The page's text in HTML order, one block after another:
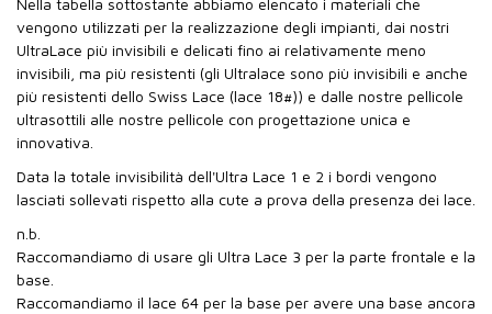
Nella tabella sottostante abbiamo elencato i materiali che
vengono utilizzati per la realizzazione degli impianti, dai nostri
UltraLace più invisibili e delicati fino ai relativamente meno
invisibili, ma più resistenti (gli Ultralace sono più invisibili e anche
più resistenti dello Swiss Lace (lace 18#)) e dalle nostre pellicole
ultrasottili alle nostre pellicole con progettazione unica e
innovativa.
Data la totale invisibilità dell'Ultra Lace 1 e 2 i bordi vengono
lasciati sollevati rispetto alla cute a prova della presenza dei lace.
n.b.
Raccomandiamo di usare gli Ultra Lace 3 per la parte frontale e la
base.
Raccomandiamo il lace 64 per la base per avere una base ancora